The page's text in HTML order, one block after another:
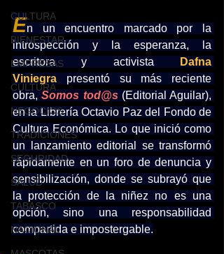
CULTURA
BIENESTAR
EMPRESAS
CULTURA
NEGOCIOS
TRADICIONES
SEGURIDAD
SALUD
TABASCO
NACIONAL
En un encuentro marcado por la
introspección y la esperanza, la
escritora y activista
Dafna
Viniegra
presentó su más reciente
obra, Somos tod@s (Editorial Aguilar),
en la Librería Octavio Paz del Fondo de
Cultura Económica. Lo que inició como
un lanzamiento editorial se transformó
rápidamente en un foro de denuncia y
sensibilización, donde se subrayó que
la protección de la niñez no es una
opción, sino una responsabilidad
compartida e impostergable.